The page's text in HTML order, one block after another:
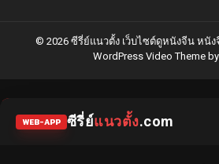
© 2026 ซีรี่ย์แนวตั้ง เว็บไซต์ดูหนังจีน หนั
WordPress Video Themeby
WEB-APP ซีรี่ย์แนวตั้ง.com